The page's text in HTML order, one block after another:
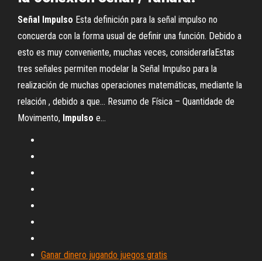
Señal Impulso Esta definición para la señal impulso no
concuerda con la forma usual de definir una función. Debido a
esto es muy conveniente, muchas veces, considerarlaEstas
tres señales permiten modelar la Señal Impulso para la
realización de muchas operaciones matemáticas, mediante la
relación , debido a que... Resumo de Física – Quantidade de
Movimento, Impulso e…
Ganar dinero jugando juegos gratis